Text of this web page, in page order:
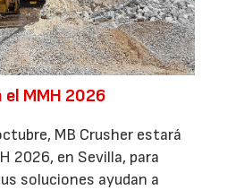
el MMH 2026
MB Crusher estará
2026, en Sevilla, para
soluciones ayudan a